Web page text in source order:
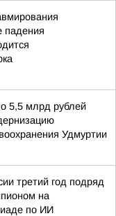
падения
5,5 млрд рублей
Удмуртии
третий год подряд
на
по ИИ